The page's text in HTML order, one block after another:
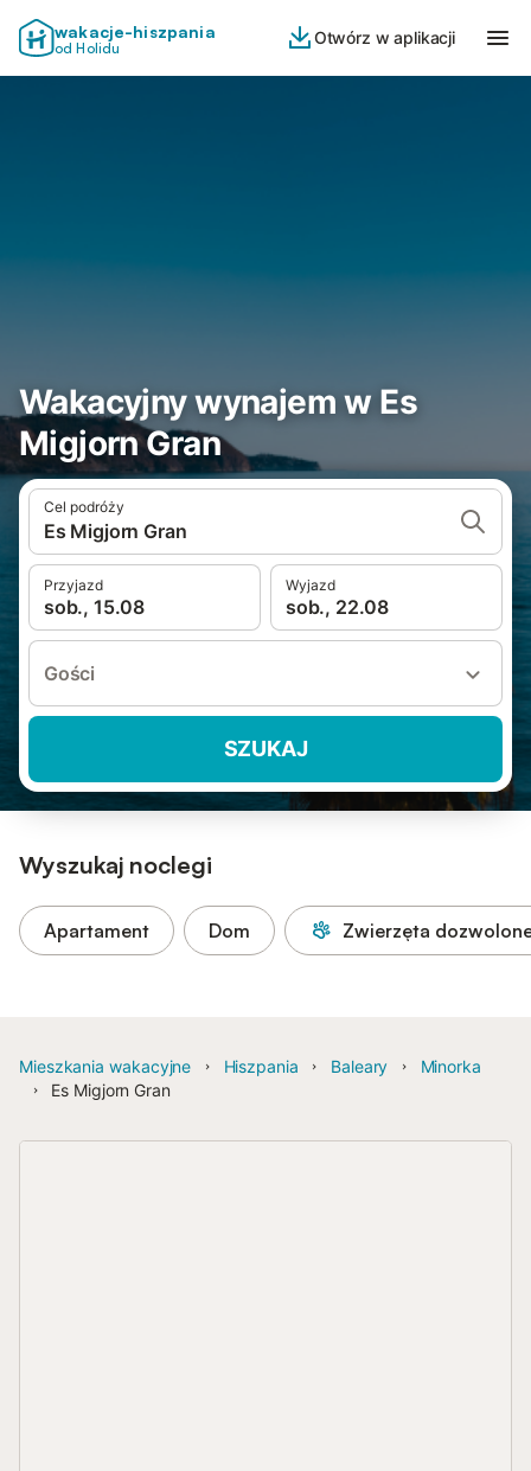
wakacje-hiszpania
od Holidu
Otwórz w aplikacji
Wakacyjny wynajem w Es
Migjorn Gran
Cel podróży
Es Migjorn Gran
Przyjazd
sob., 15.08
Wyjazd
sob., 22.08
Gości
SZUKAJ
Wyszukaj noclegi
Apartament Dom Zwierzęta
Mieszkania wakacyjne Hiszpania Baleary
Minorka
Es Migjorn Gran